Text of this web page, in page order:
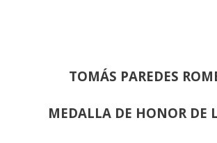
TOMÁS PAREDES
MEDALLA DE HONOR DE